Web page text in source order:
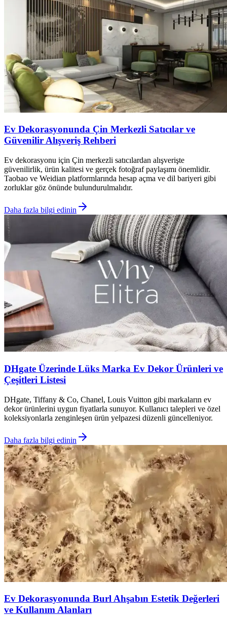
Ev Dekorasyonunda Çin Merkezli Satıcılar ve
Güvenilir Alışveriş Rehberi
Ev dekorasyonu için Çin merkezli satıcılardan alışverişte
güvenilirlik, ürün kalitesi ve gerçek fotoğraf paylaşımı önemlidir.
Taobao ve Weidian platformlarında hesap açma ve dil bariyeri gibi
zorluklar göz önünde bulundurulmalıdır.
Daha fazla bilgi edinin
DHgate Üzerinde Lüks Marka Ev Dekor Ürünleri ve
Çeşitleri Listesi
DHgate, Tiffany & Co, Chanel, Louis Vuitton gibi markaların ev
dekor ürünlerini uygun fiyatlarla sunuyor. Kullanıcı talepleri ve özel
koleksiyonlarla zenginleşen ürün yelpazesi düzenli güncelleniyor.
Daha fazla bilgi edinin
Ev Dekorasyonunda Burl Ahşabın Estetik Değerleri
ve Kullanım Alanları